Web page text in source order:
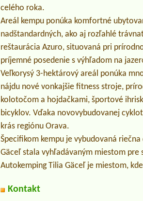
celého roka.
Areál kempu ponúka komfortné
nadštandardných, ako aj rozľahlé
reštaurácia Azuro, situovaná pri
príjemné posedenie s výhľadom na
Veľkorysý 3-hektárový areál ponúka
nájdu nové vonkajšie fitness stroje,
kolotočom a hojdačkami, športové
bicyklov. Vďaka novovybudovanej
krás regiónu Orava.
Špecifikom kempu je vybudovaná
Gäceľ stala vyhľadávaným miestom
Autokemping Tilia Gäceľ je miestom,
Kontakt